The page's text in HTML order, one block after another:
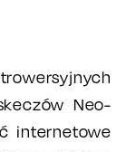
Neo-
internetowe